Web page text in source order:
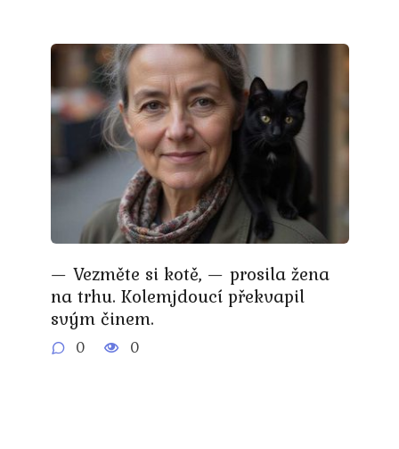
— Vezměte si kotě, — prosila žena
na trhu. Kolemjdoucí překvapil
svým činem.
0 0